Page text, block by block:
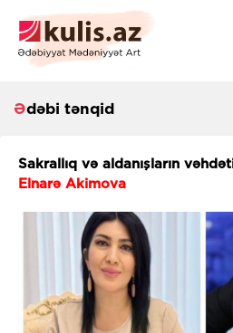
Ədəbi tənqid
Sakrallıq və aldanışların
Elnarə Akimova